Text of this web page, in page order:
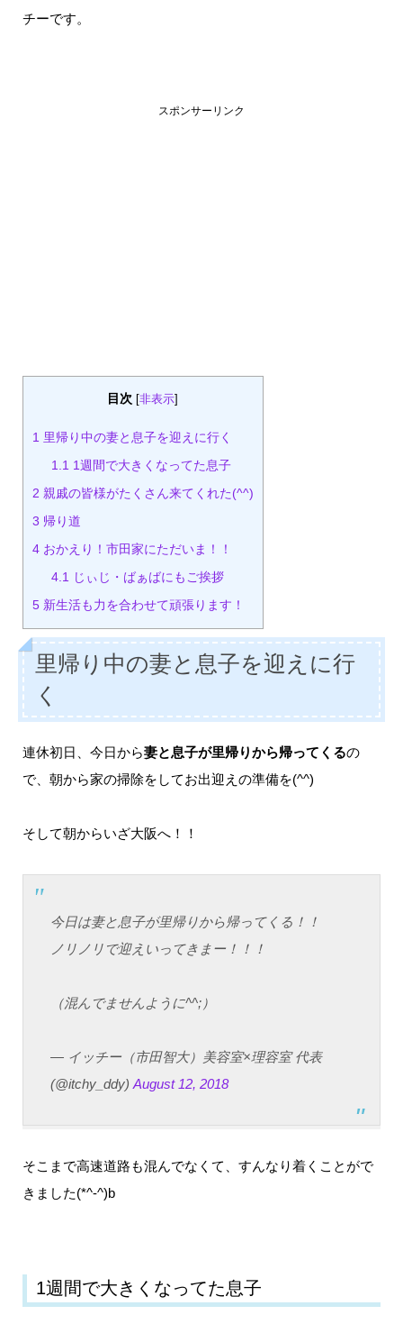
チーです。
スポンサーリンク
目次 [非表示]
1 里帰り中の妻と息子を迎えに行く
1.1 1週間で大きくなってた息子
2 親戚の皆様がたくさん来てくれた(^^)
3 帰り道
4おかえり！市田家にただいま！！
4.1 じぃじ・ばぁばにもご挨拶
5新生活も力を合わせて頑張ります！
里帰り中の妻と息子を迎えに行
く
連休初日、今日から妻と息子が里帰りから帰ってくるの
で、朝から家の掃除をしてお出迎えの準備を(^^)
そして朝からいざ大阪へ！！
今日は妻と息子が里帰りから帰ってくる！！
ノリノリで迎えいってきまー！！！
（混んでませんように^^;）
— イッチー（市田智大）美容室×理容室 代表
(@itchy_ddy)August 12, 2018
そこまで高速道路も混んでなくて、すんなり着くことがで
きました(*^-^)b
1週間で大きくなってた息子